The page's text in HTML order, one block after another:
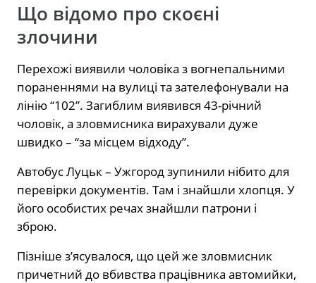
Що відомо про скоєні
злочини
Перехожі виявили чоловіка з вогнепальними
пораненнями на вулиці та зателефонували на
лінію “102”. Загиблим виявився 43-річний
чоловік, а зловмисника вирахували дуже
швидко – “за місцем відходу”.
Автобус Луцьк – Ужгород зупинили нібито для
перевірки документів. Там і знайшли хлопця. У
його особистих речах знайшли патрони і
зброю.
Пізніше з’ясувалося, що цей же зловмисник
причетний до вбивства працівника автомийки,